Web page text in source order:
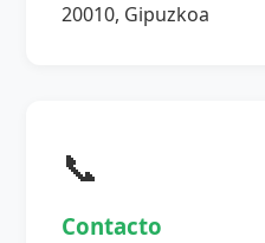
20010, Gipuzkoa
📞
Contacto